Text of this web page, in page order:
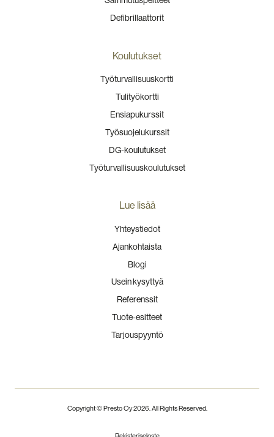
Defibrillaattorit
Koulutukset
Työturvallisuuskortti
Tulityökortti
Ensiapukurssit
Työsuojelukurssit
DG-koulutukset
Työturvallisuuskoulutukset
Lue lisää
Yhteystiedot
Ajankohtaista
Blogi
Usein kysyttyä
Referenssit
Tuote-esitteet
Tarjouspyyntö
Copyright © Presto Oy2026 . All Rights Reserved.